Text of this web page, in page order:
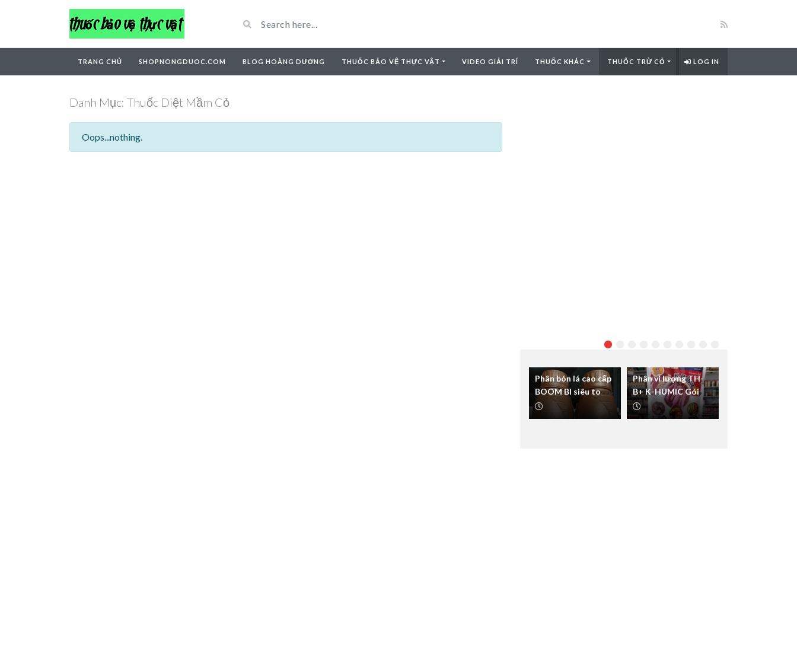
TRANG CHỦ SHOPNONGDUOC.COM BLOG HOÀNG DƯƠNG THUỐC BẢO VỆ THỰC VẬT VIDEO GIẢI TRÍ THUỐC KHÁC THUỐC TRỪ CỎ LOG IN
Danh Mục: Thuốc Diệt Mầm Cỏ
Oops...nothing.
Phân bón lá cao cấp
BOOM BI siêu to củ
chắc thịt
Phân vi lượng TH-
B+ K-HUMIC Gói
nhỏ 1kg